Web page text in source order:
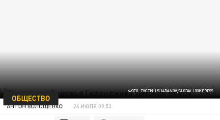
ФОТО: EVGENII SHABANOV/GLOBALLOOKPRESS
ОБЩЕСТВО
АНТОН ВОЛОЩЕНКО 26 ИЮЛЯ 09:53